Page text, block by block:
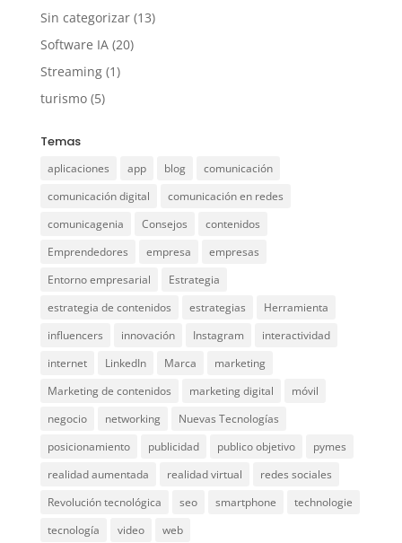
Sin categorizar(13)
Software IA(20)
Streaming(1)
turismo(5)
Temas
aplicaciones app blog
comunicación
comunicación digital
comunicación en redes
comunicagenia
Consejos
contenidos
Emprendedores
empresa
empresas
Entorno empresarial
Estrategia
estrategia de contenidos
estrategias
Herramienta
influencers
innovación Instagram
interactividad
internet
LinkedIn Marca
marketing
Marketing de contenidos
marketing digital
móvil
negocio
networking
Nuevas Tecnologías
posicionamiento
publicidad publico objetivo
pymes
realidad aumentada
realidad virtual
redes sociales
Revolución tecnológica
seo smartphone
technologie
tecnología
video web